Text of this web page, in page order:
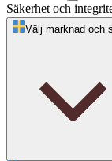
Säkerhet och
Välj marknad och